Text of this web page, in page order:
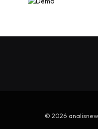
© 2026